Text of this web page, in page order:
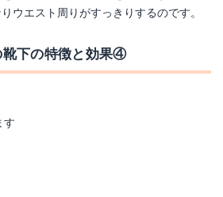
ウエスト周りがすっきりするのです。
靴下の特徴と効果④
す